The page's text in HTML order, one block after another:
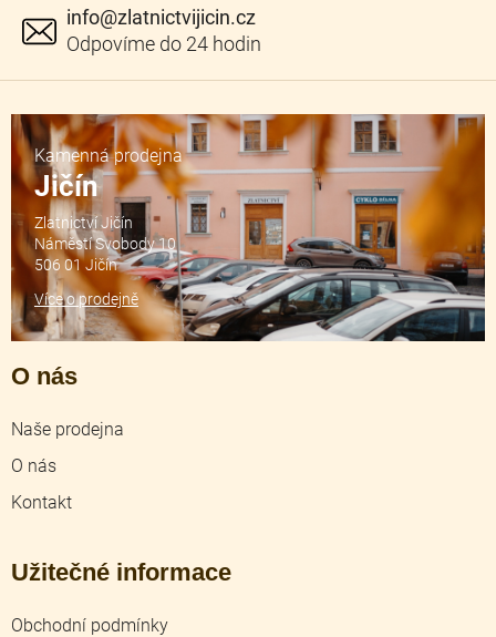
info@zlatnictvijicin.cz
O nás
Naše prodejna
O nás
Kontakt
Užitečné informace
Obchodní podmínky
Kamenná prodejna
Jičín
Zlatnictví Jičín
Náměstí Svobody 10
506 01 Jičín
Více o prodejně